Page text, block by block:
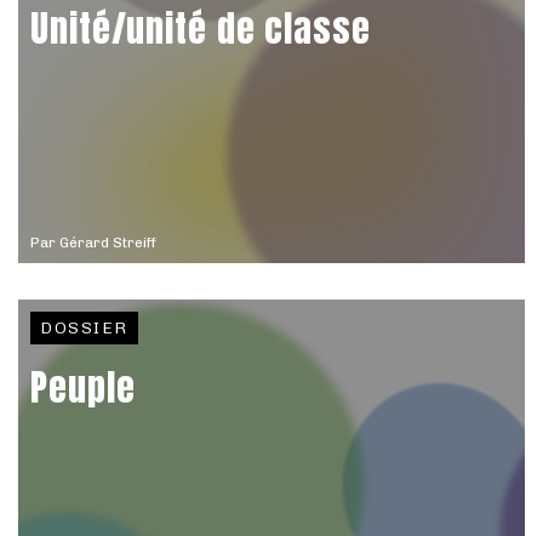
Par Gérard Streiff
Unité/unité de classe
DOSSIER
Peuple